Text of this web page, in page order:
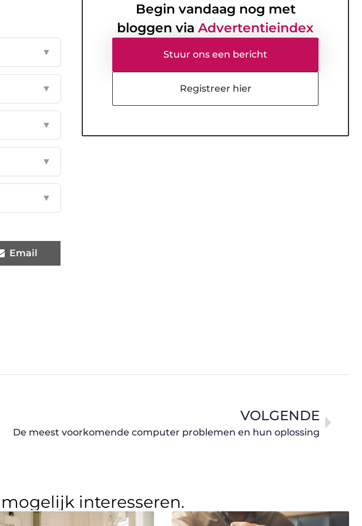
▼
▼
▼
▼
▼
Email
Begin vandaag nog met
bloggen via Advertentieindex
Stuur ons een bericht
Registreer hier
VOLGENDE
De meest voorkomende computer problemen en hun oplossing
interesseren.